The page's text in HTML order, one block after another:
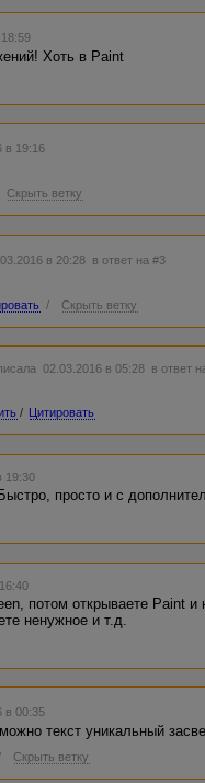
Хоть в Paint
в 19:16
Скрыть ветку
в 20:28 в ответ на #3
/ Скрыть ветку
02.03.2016 в 05:28 в ответ
/ Цитировать
19:30
просто и с
потом открываете Paint
ненужное и т.д.
в 00:35
текст уникальный
Скрыть ветку